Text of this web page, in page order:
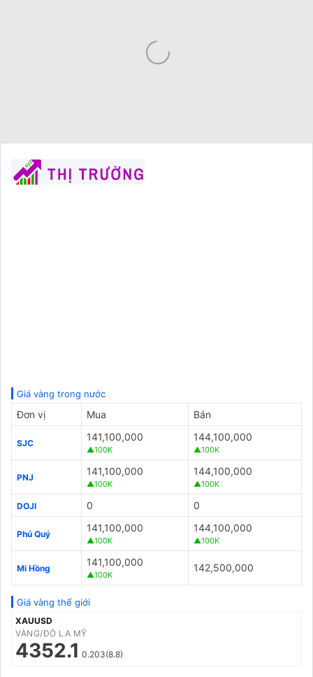
Giá vàng trong nước
Đơn vị Mua Bán
SJC
141,100,000
▲100K
144,100,000
▲100K
PNJ
141,100,000
▲100K
144,100,000
▲100K
DOJI 0 0
Phú Quý
141,100,000
▲100K
144,100,000
▲100K
Mi Hồng
141,100,000
▲100K
142,500,000
Giá vàng thế giới
XAUUSD
VÀNG/ĐÔ LA MỸ
4352.1 0.203(8.8)